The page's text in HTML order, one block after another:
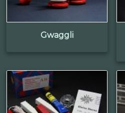
Gwaggli